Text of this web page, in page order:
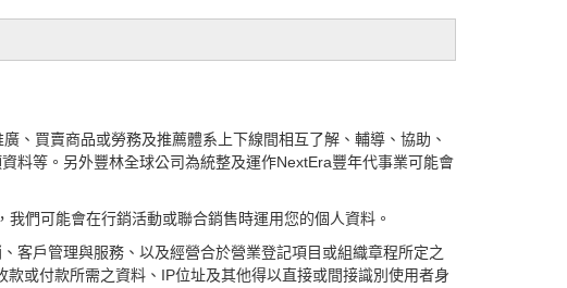
、買賣商品或勞務及推薦體系上下線間相互了解、輔導、協助、
料等。另外豐林全球公司為統整及運作NextEra豐年代事業可能會
們可能會在行銷活動或聯合銷售時運用您的個人資料。
客戶管理與服務、以及經營合於營業登記項目或組織章程所定之
或付款所需之資料、 IP位址及其他得以直接或間接識別使用者身